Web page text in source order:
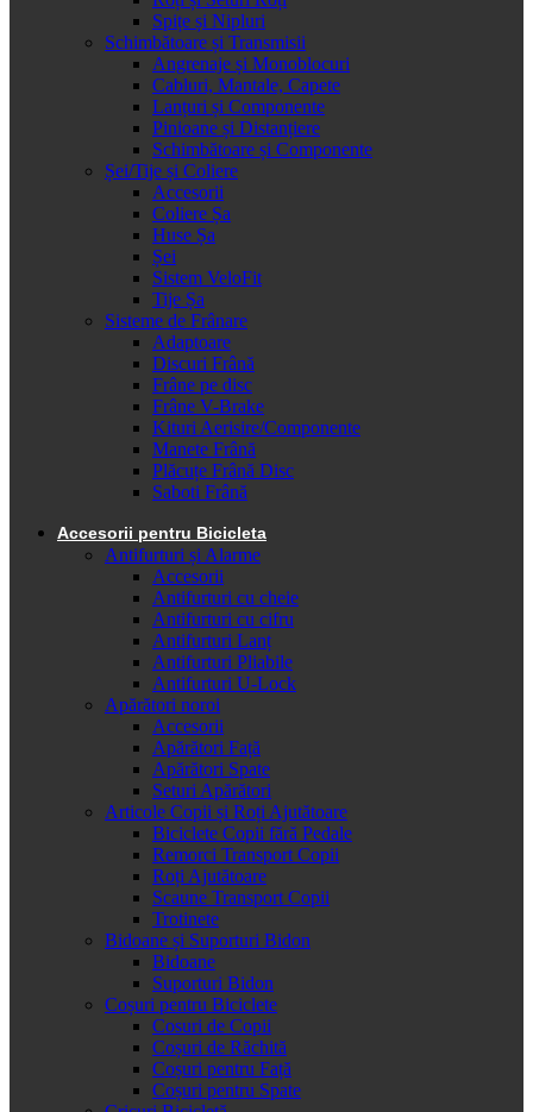
Spițe și Nipluri
Schimbătoare și Transmisii
Angrenaje și Monoblocuri
Cabluri, Mantale, Capete
Lanțuri și Componente
Pinioane și Distanțiere
Schimbătoare și Componente
Șei/Tije și Coliere
Accesorii
Coliere Șa
Huse Șa
Șei
Sistem VeloFit
Tije Șa
Sisteme de Frânare
Adaptoare
Discuri Frână
Frâne pe disc
Frâne V-Brake
Kituri Aerisire/Componente
Manete Frână
Plăcuțe Frână Disc
Saboti Frână
Accesorii pentru Bicicleta
Antifurturi și Alarme
Accesorii
Antifurturi cu cheie
Antifurturi cu cifru
Antifurturi Lanț
Antifurturi Pliabile
Antifurturi U-Lock
Apărători noroi
Accesorii
Apărători Față
Apărători Spate
Seturi Apărători
Articole Copii și Roți Ajutătoare
Biciclete Copii fără Pedale
Remorci Transport Copii
Roți Ajutătoare
Scaune Transport Copii
Trotinete
Bidoane și Suporturi Bidon
Bidoane
Suporturi Bidon
Coșuri pentru Biciclete
Cosuri de Copii
Coșuri de Răchită
Coșuri pentru Față
Coșuri pentru Spate